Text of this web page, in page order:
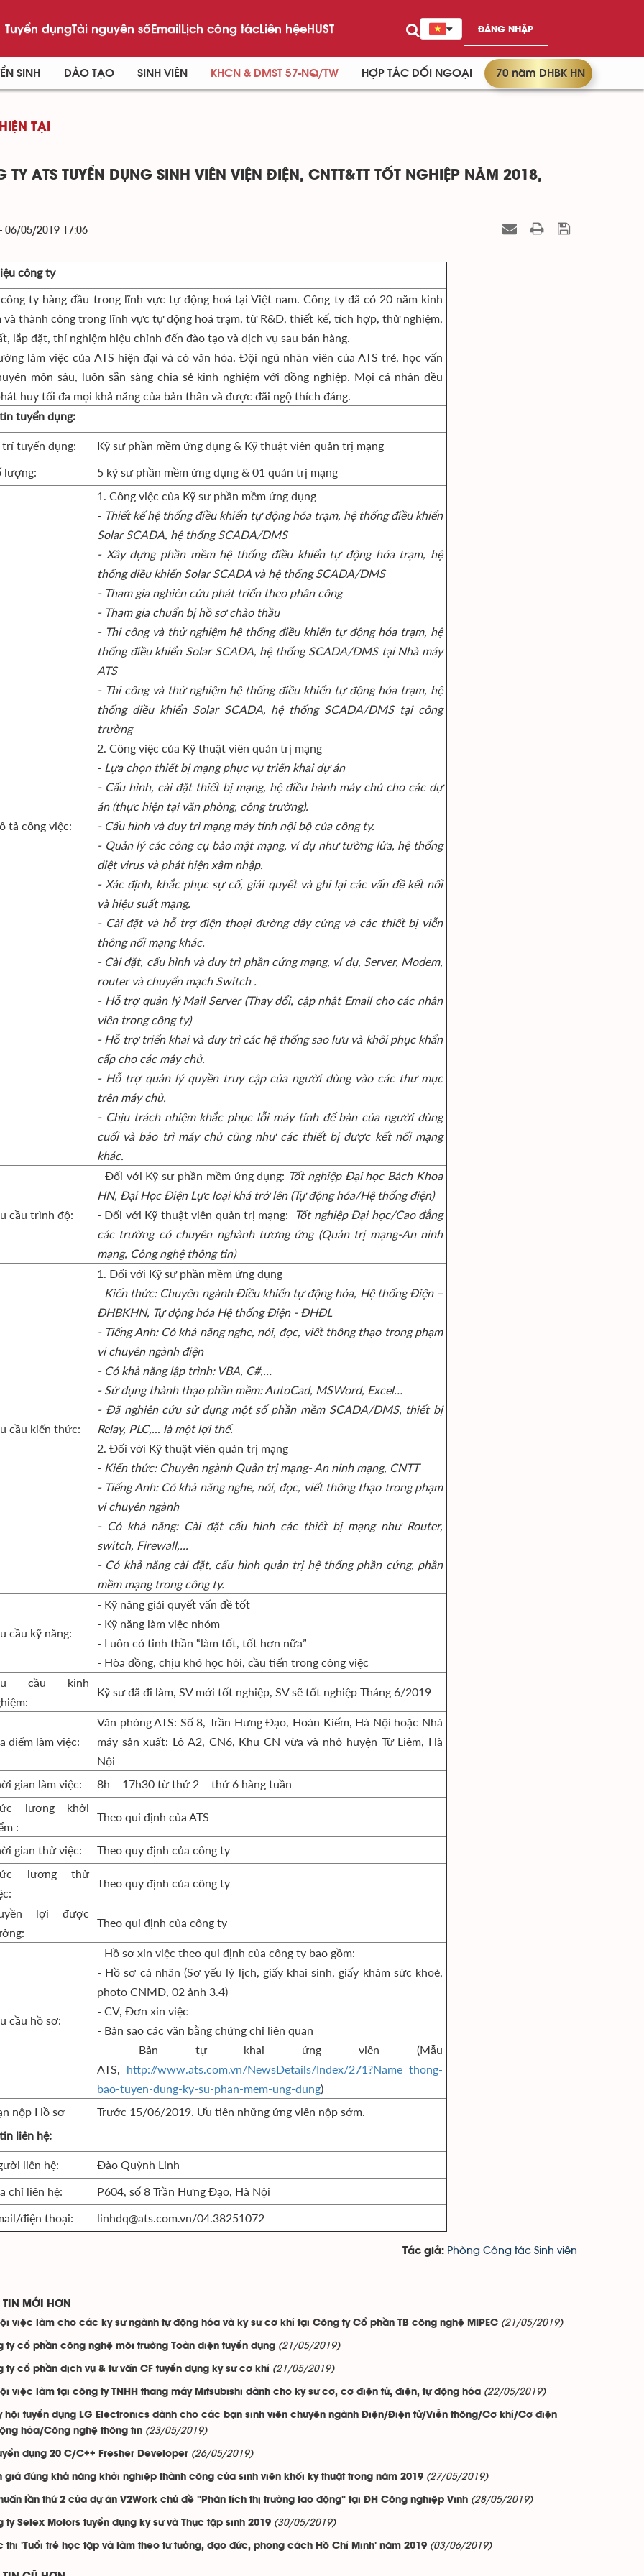
Tuyển dụngTài nguyên sốEmailLịch công tácLiên hệeHUST ĐĂNG NHẬP
SINH ĐÀO TẠO SINH VIÊN KHCN & ĐMST 57-NQ/TW HỢP TÁC ĐỐI NGOẠI 70 năm ĐHBK HN
TẠI
TY ATS TUYỂN DỤNG SINH VIÊN VIỆN ĐIỆN, CNTT&TT TỐT NGHIỆP NĂM 2018,
06/05/2019 17:06
công ty
công ty hàng đầu trong lĩnh vực tự động hoá tại Việt nam. Công ty đã có 20 năm kinh
và thành công trong lĩnh vực tự động hoá trạm, từ R&D, thiết kế, tích hợp, thử nghiệm,
lắp đặt, thí nghiệm hiệu chỉnh đến đào tạo và dịch vụ sau bán hàng.
làm việc của ATS hiện đại và có văn hóa. Đội ngũ nhân viên của ATS trẻ, học vấn
môn sâu, luôn sẵn sàng chia sẻ kinh nghiệm với đồng nghiệp. Mọi cá nhân đều
huy tối đa mọi khả năng của bản thân và được đãi ngộ thích đáng.
tuyển dụng:
tuyển dụng:
Kỹ sư phần mềm ứng dụng & Kỹ thuật viên quản trị mạng
lượng:
5 kỹ sư phần mềm ứng dụng & 01 quản trị mạng
tả công việc:
1. Công việc của Kỹ sư phần mềm ứng dụng
- Thiết kế hệ thống điều khiển tự động hóa trạm, hệ thống điều khiển
Solar SCADA, hệ thống SCADA/DMS
- Xây dựng phần mềm hệ thống điều khiển tự động hóa trạm, hệ
thống điều khiển Solar SCADA và hệ thống SCADA/DMS
- Tham gia nghiên cứu phát triển theo phân công
- Tham gia chuẩn bị hồ sơ chào thầu
- Thi công và thử nghiệm hệ thống điều khiển tự động hóa trạm, hệ
thống điều khiển Solar SCADA, hệ thống SCADA/DMS tại Nhà máy
ATS
- Thi công và thử nghiệm hệ thống điều khiển tự động hóa trạm, hệ
thống điều khiển Solar SCADA, hệ thống SCADA/DMS tại công
trường
2. Công việc của Kỹ thuật viên quản trị mạng
- Lựa chọn thiết bị mạng phục vụ triển khai dự án
- Cấu hình, cài đặt thiết bị mạng, hệ điều hành máy chủ cho các dự
án (thực hiện tại văn phòng, công trường).
- Cấu hình và duy trì mạng máy tính nội bộ của công ty.
- Quản lý các công cụ bảo mật mạng, ví dụ như tường lửa, hệ thống
diệt virus và phát hiện xâm nhập.
- Xác định, khắc phục sự cố, giải quyết và ghi lại các vấn đề kết nối
và hiệu suất mạng.
- Cài đặt và hỗ trợ điện thoại đường dây cứng và các thiết bị viễn
thông nối mạng khác.
- Cài đặt, cấu hình và duy trì phần cứng mạng, ví dụ, Server, Modem,
router và chuyển mạch Switch .
- Hỗ trợ quản lý Mail Server (Thay đổi, cập nhật Email cho các nhân
viên trong công ty)
- Hỗ trợ triển khai và duy trì các hệ thống sao lưu và khôi phục khẩn
cấp cho các máy chủ.
- Hỗ trợ quản lý quyền truy cập của người dùng vào các thư mục
trên máy chủ.
- Chịu trách nhiệm khắc phục lỗi máy tính để bàn của người dùng
cuối và bảo trì máy chủ cũng như các thiết bị được kết nối mạng
khác.
cầu trình độ:
- Đối với Kỹ sư phần mềm ứng dụng: Tốt nghiệp Đại học Bách Khoa
HN, Đại Học Điện Lực loại khá trở lên (Tự động hóa/Hệ thống điện)
- Đối với Kỹ thuật viên quản trị mạng:
Tốt nghiệp Đại học/Cao đẳng
các trường có chuyên nghành tương ứng (Quản trị mạng-An ninh
mạng, Công nghệ thông tin)
cầu kiến thức:
1. Đối với Kỹ sư phần mềm ứng dụng
- Kiến thức: Chuyên ngành Điều khiển tự động hóa, Hệ thống Điện –
ĐHBKHN, Tự động hóa Hệ thống Điện - ĐHĐL
- Tiếng Anh: Có khả năng nghe, nói, đọc, viết thông thạo trong phạm
vi chuyên ngành điện
- Có khả năng lập trình: VBA, C#,…
- Sử dụng thành thạo phần mềm: AutoCad, MSWord, Excel…
- Đã nghiên cứu sử dụng một số phần mềm SCADA/DMS, thiết bị
Relay, PLC,... là một lợi thế.
2. Đối với Kỹ thuật viên quản trị mạng
- Kiến thức: Chuyên ngành Quản trị mạng- An ninh mạng, CNTT
- Tiếng Anh: Có khả năng nghe, nói, đọc, viết thông thạo trong phạm
vi chuyên ngành
- Có khả năng: Cài đặt cấu hình các thiết bị mạng như Router,
switch, Firewall,...
- Có khả năng cài đặt, cấu hình quản trị hệ thống phần cứng, phần
mềm mạng trong công ty.
cầu kỹ năng:
- Kỹ năng giải quyết vấn đề tốt
- Kỹ năng làm việc nhóm
- Luôn có tinh thần “làm tốt, tốt hơn nữa”
- Hòa đồng, chịu khó học hỏi, cầu tiến trong công việc
cầu kinh
Kỹ sư đã đi làm, SV mới tốt nghiệp, SV sẽ tốt nghiệp Tháng 6/2019
điểm làm việc:
Văn phòng ATS: Số 8, Trần Hưng Đạo, Hoàn Kiếm, Hà Nội hoặc Nhà
máy sản xuất: Lô A2, CN6, Khu CN vừa và nhỏ huyện Từ Liêm, Hà
Nội
gian làm việc:
8h – 17h30 từ thứ 2 – thứ 6 hàng tuần
lương khởi
:
Theo qui định của ATS
gian thử việc:
Theo quy định của công ty
lương thử
Theo quy định của công ty
lợi được
Theo qui định của công ty
cầu hồ sơ:
- Hồ sơ xin việc theo qui định của công ty bao gồm:
- Hồ sơ cá nhân (Sơ yếu lý lịch, giấy khai sinh, giấy khám sức khoẻ,
photo CNMD, 02 ảnh 3.4)
- CV, Đơn xin việc
- Bản sao các văn bằng chứng chỉ liên quan
- Bản tự khai ứng viên (Mẫu
ATS, http://www.ats.com.vn/NewsDetails/Index/271?Name=thong-
bao-tuyen-dung-ky-su-phan-mem-ung-dung)
nộp Hồ sơ
Trước 15/06/2019. Ưu tiên những ứng viên nộp sớm.
liên hệ:
liên hệ:
Đào Quỳnh Linh
chỉ liên hệ:
P604, số 8 Trần Hưng Đạo, Hà Nội
điện thoại:
linhdq@ats.com.vn/04.38251072
Tác giả: Phòng Công tác Sinh viên
TIN MỚI HƠN
việc làm cho các kỹ sư ngành tự động hóa và kỹ sư cơ khí tại Công ty Cổ phần TB công nghệ MIPEC (21/05/2019)
ty cổ phần công nghệ môi trường Toàn diện tuyển dụng (21/05/2019)
ty cổ phần dịch vụ & tư vấn CF tuyển dụng kỹ sư cơ khí (21/05/2019)
việc làm tại công ty TNHH thang máy Mitsubishi dành cho kỹ sư cơ, cơ điện tử, điện, tự động hóa (22/05/2019)
hội tuyển dụng LG Electronics dành cho các bạn sinh viên chuyên ngành Điện/Điện tử/Viễn thông/Cơ khí/Cơ điện
hóa/Công nghệ thông tin (23/05/2019)
dụng 20 C/C++ Fresher Developer (26/05/2019)
giá đúng khả năng khởi nghiệp thành công của sinh viên khối kỹ thuật trong năm 2019 (27/05/2019)
lần thứ 2 của dự án V2Work chủ đề "Phân tích thị trường lao động" tại ĐH Công nghiệp Vinh (28/05/2019)
ty Selex Motors tuyển dụng kỹ sư và Thực tập sinh 2019 (30/05/2019)
thi 'Tuổi trẻ học tập và làm theo tư tưởng, đạo đức, phong cách Hồ Chí Minh' năm 2019 (03/06/2019)